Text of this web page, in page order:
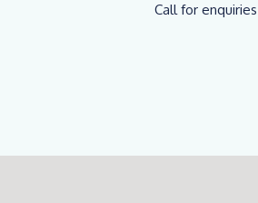
Call for enquiries